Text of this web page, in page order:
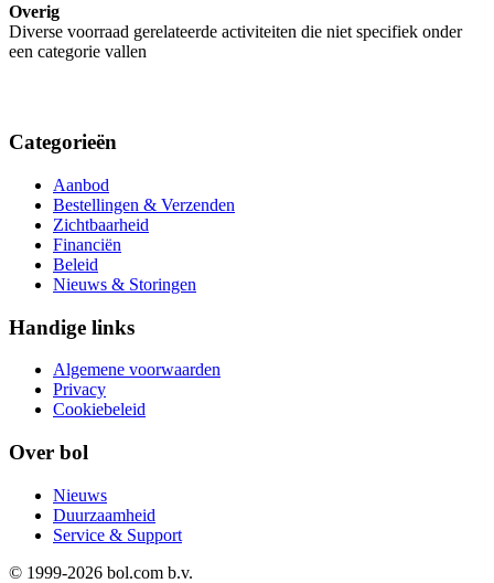
Overig
Diverse voorraad gerelateerde activiteiten die niet specifiek onder
een categorie vallen
Categorieën
Aanbod
Bestellingen & Verzenden
Zichtbaarheid
Financiën
Beleid
Nieuws & Storingen
Handige links
Algemene voorwaarden
Privacy
Cookiebeleid
Over bol
Nieuws
Duurzaamheid
Service & Support
© 1999-2026 bol.com b.v.